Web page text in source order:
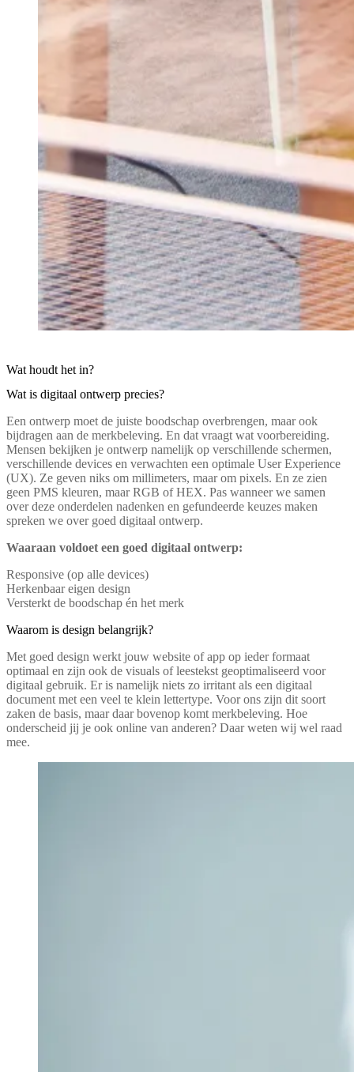
Wat houdt het in?
Wat is digitaal ontwerp precies?
Een ontwerp moet de juiste boodschap overbrengen, maar ook
bijdragen aan de merkbeleving. En dat vraagt wat voorbereiding.
Mensen bekijken je ontwerp namelijk op verschillende schermen,
verschillende devices en verwachten een optimale User Experience
(UX). Ze geven niks om millimeters, maar om pixels. En ze zien
geen PMS kleuren, maar RGB of HEX. Pas wanneer we samen
over deze onderdelen nadenken en gefundeerde keuzes maken
spreken we over goed digitaal ontwerp.
Waaraan voldoet een goed digitaal ontwerp:
Responsive (op alle devices)
Herkenbaar eigen design
Versterkt de boodschap én het merk
Waarom is design belangrijk?
Met goed design werkt jouw website of app op ieder formaat
optimaal en zijn ook de visuals of leestekst geoptimaliseerd voor
digitaal gebruik. Er is namelijk niets zo irritant als een digitaal
document met een veel te klein lettertype. Voor ons zijn dit soort
zaken de basis, maar daar bovenop komt merkbeleving. Hoe
onderscheid jij je ook online van anderen? Daar weten wij wel raad
mee.